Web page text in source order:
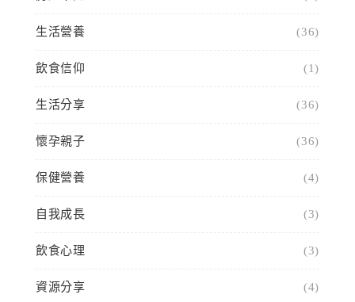
生活營養 (36)
飲食信仰 (1)
生活分享 (36)
懷孕親子 (36)
保健營養 (4)
自我成長 (3)
飲食心理 (3)
資源分享 (4)